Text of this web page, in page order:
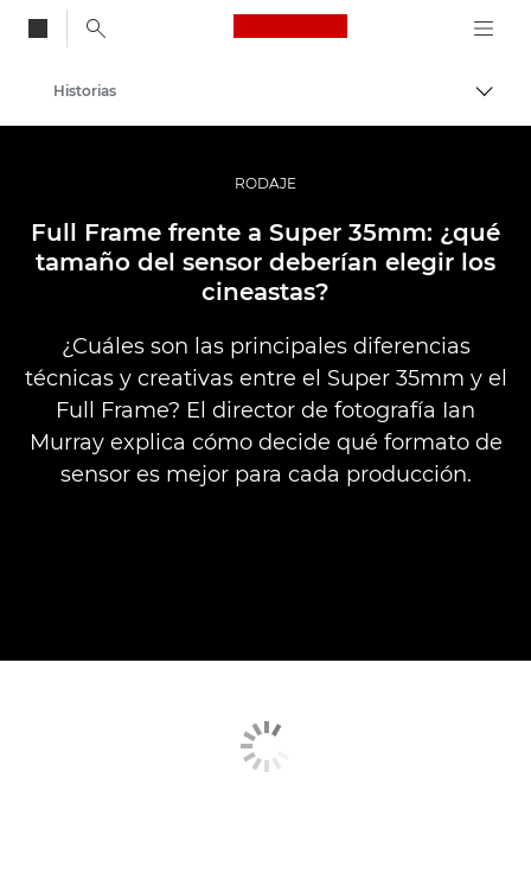
Canon Logo, back
Fotografías y vídeos profesionales
Historias
RODAJE
Full Frame frente a Super 35mm: ¿qué
tamaño del sensor deberían elegir los
cineastas?
¿Cuáles son las principales diferencias
técnicas y creativas entre el Super 35mm y el
Full Frame? El director de fotografía Ian
Murray explica cómo decide qué formato de
sensor es mejor para cada producción.